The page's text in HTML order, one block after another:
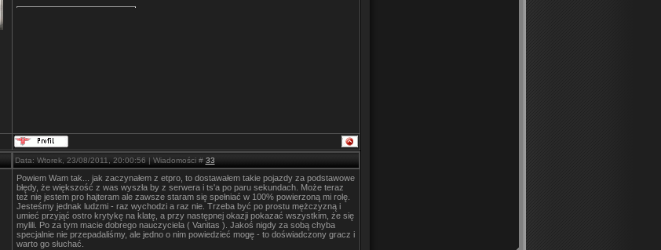
Data: Wtorek, 23/08/2011, 20:00:56 | Wiadomości # 33
Powiem Wam tak... jak zaczynałem z etpro, to dostawałem takie pojazdy za podstawowe
błędy, że większość z was wyszła by z serwera i ts'a po paru sekundach. Może teraz
też nie jestem pro hajteram ale zawsze staram się spełniać w 100% powierzoną mi rolę.
Jesteśmy jednak ludzmi - raz wychodzi a raz nie. Trzeba być po prostu mężczyzną i
umieć przyjąć ostro krytykę na klatę, a przy następnej okazji pokazać wszystkim, że się
mylili. Po za tym macie dobrego nauczyciela ( Vanitas ). Jakoś nigdy za sobą chyba
specjalnie nie przepadaliśmy, ale jedno o nim powiedzieć mogę - to doświadczony gracz i
warto go słuchać.